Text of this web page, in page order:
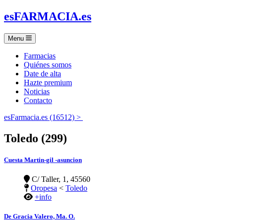
esFARMACIA.es
Menu
Farmacias
Quiénes somos
Date de alta
Hazte premium
Noticias
Contacto
esFarmacia.es (16512) >
Toledo (299)
Cuesta Martin-gil -asuncion
C/ Taller, 1, 45560
Oropesa < Toledo
+info
De Gracia Valero, Ma. O.